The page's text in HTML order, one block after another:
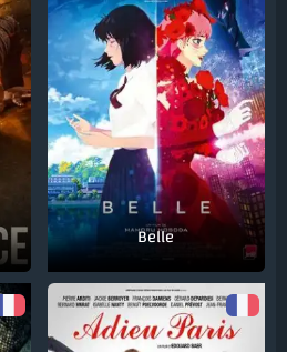
Belle